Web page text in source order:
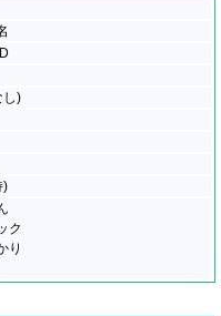
し)
)
ク
り